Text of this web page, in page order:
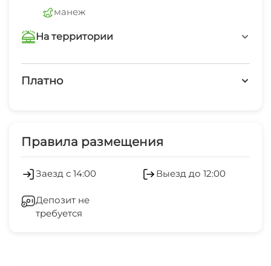
манеж
На территории
Бассейн под открытым небом
Место для пикника
Платно
Пляжные зонтики
Правила размещения
Заезд с 14:00 Выезд до 12:00
Депозит не
требуется